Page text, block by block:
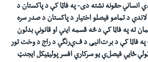
انساني حقونه نشته دی- په فاټا کې د پاکستان د
اوسني ائین د یو شق 247 لاندې د تمامو فیصلو اختیار د پاکستان د صدر سره
ته په فاټا کې د څه قسمه ایني او قانوني بدلون
فاټا کېد برتانېی د فېرنگي دراج د وخت تور
ځايي فیصلېیو سرکاري افسر پوليټیکل ایجنټ